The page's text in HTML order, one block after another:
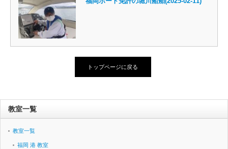
トップページに戻る
教室一覧
教室一覧
福岡 港 教室